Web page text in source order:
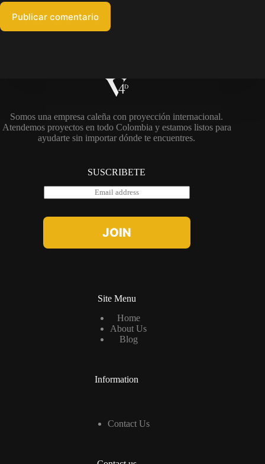
Publicar comentario
Somos una empresa caleña con proyección internacional.
Atendemos proyectos en todo Colombia y estamos listos para
ayudarte sin importar dónde te encuentres.
SUSCRIBETE
m
i
JOIN
Site Menu
Home
About Us
Blog
Information
Contact Us